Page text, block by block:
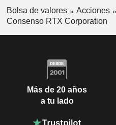
Bolsa de valores Acciones
Consenso RTX Corporation
Más de 20 años
a tu lado